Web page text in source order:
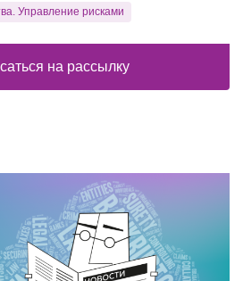
Управление рисками
на рассылку